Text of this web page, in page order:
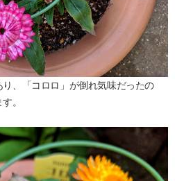
、「コロロ」が倒れ気味だったの
。